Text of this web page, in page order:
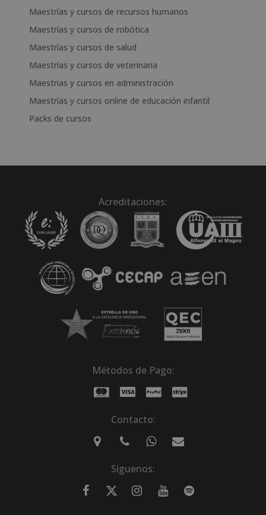
Maestrías y cursos de recursos humanos
Maestrías y cursos de robótica
Maestrías y cursos de salud
Maestrías y cursos de veterinaria
Maestrías y cursos en administración
Maestrías y cursos online de educación infantil
Packs de cursos
Acreditaciones:
Métodos de Pago:
Contacto:
Síguenos: